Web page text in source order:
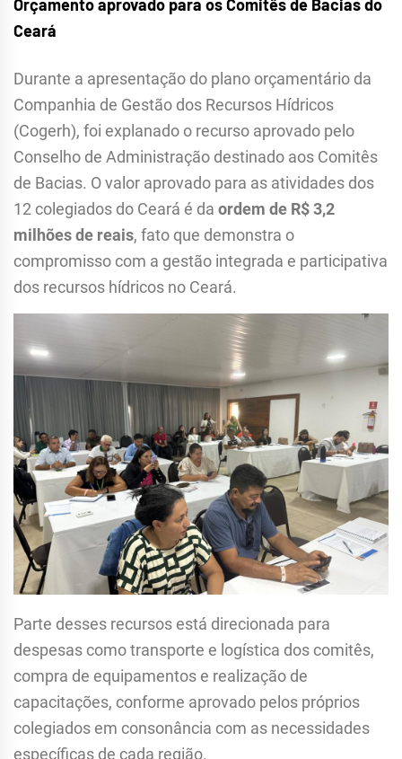
Orçamento aprovado para os Comitês de Bacias do
Ceará
Durante a apresentação do plano orçamentário da
Companhia de Gestão dos Recursos Hídricos
(Cogerh), foi explanado o recurso aprovado pelo
Conselho de Administração destinado aos Comitês
de Bacias. O valor aprovado para as atividades dos
12 colegiados do Ceará é da ordem de R$ 3,2
milhões de reais, fato que demonstra o
compromisso com a gestão integrada e participativa
dos recursos hídricos no Ceará.
Parte desses recursos está direcionada para
despesas como transporte e logística dos comitês,
compra de equipamentos e realização de
capacitações, conforme aprovado pelos próprios
colegiados em consonância com as necessidades
específicas de cada região.